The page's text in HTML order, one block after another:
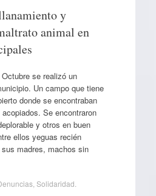
y
animal en
se realizó un
Un campo que tiene
donde se encontraban
Se encontraron
y otros en buen
ellos yeguas recién
madres, machos sin
, Solidaridad